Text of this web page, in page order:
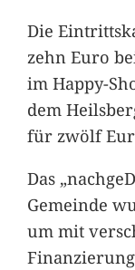
Die
zehn Euro
im Happy-
dem
für zwölf
Das
Gemeinde
um mit